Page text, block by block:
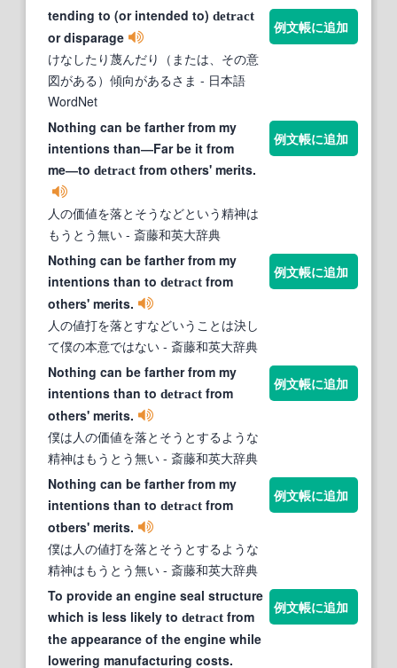
tending to (or intended to) detract
or disparage
けなしたり蔑んだり（または、その意
図がある）傾向があるさま - 日本語
WordNet
例文帳に追加
Nothing can be farther from my
intentions than―Far be it from
me―to detract from others' merits.
人の価値を落とそうなどという精神は
もうとう無い - 斎藤和英大辞典
例文帳に追加
Nothing can be farther from my
intentions than to detract from
others' merits.
人の値打を落とすなどいうことは決し
て僕の本意ではない - 斎藤和英大辞典
例文帳に追加
Nothing can be farther from my
intentions than to detract from
others' merits.
僕は人の価値を落とそうとするような
精神はもうとう無い - 斎藤和英大辞典
例文帳に追加
Nothing can be farther from my
intentions than to detract from
otbers' merits.
僕は人の値打を落とそうとするような
精神はもうとう無い - 斎藤和英大辞典
例文帳に追加
To provide an engine seal structure
which is less likely to detract from
the appearance of the engine while
lowering manufacturing costs.
例文帳に追加